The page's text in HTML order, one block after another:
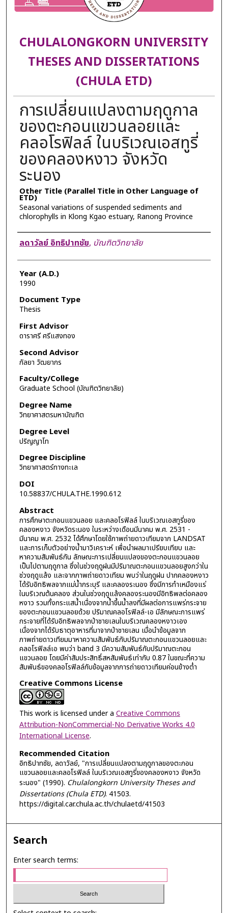
CHULALONGKORN UNIVERSITY
THESES AND DISSERTATIONS
(CHULA ETD)
การเปลี่ยนแปลงตามฤดูกาล
ของตะกอนแขวนลอยและ
คลอโรฟิลล์ ในบริเวณเอสทูรี่
ของคลองหงาว จังหวัด
ระนอง
Other Title (Parallel Title in Other Language of
ETD)
Seasonal variations of suspended sediments and
chlorophylls in Klong Kgao estuary, Ranong Province
Author
ลดาวัลย์ อิทธิปาทชัย, บัณฑิตวิทยาลัย
Year (A.D.)
1990
Document Type
Thesis
First Advisor
ดาราศรี ศรีแสงทอง
Second Advisor
กัลยา วัฒยากร
Faculty/College
Graduate School (บัณฑิตวิทยาลัย)
Degree Name
วิทยาศาสตรมหาบัณฑิต
Degree Level
ปริญญาโท
Degree Discipline
วิทยาศาสตร์ทางทะเล
DOI
10.58837/CHULA.THE.1990.612
Abstract
การศึกษาตะกอนแขวนลอย และคลอโรฟิลล์ ในบริเวณเอสทูรี่ของ
คลองหงาว จังหวัดระนอง ในระหว่างเดือนมีนาคม พ.ศ. 2531 -
มีนาคม พ.ศ. 2532 ได้ศึกษาโดยใช้ภาพถ่ายดาวเทียมจาก LANDSAT
และการเก็บตัวอย่างน้ำมาวิเคราะห์ เพื่อนำผลมาเปรียบเทียบ และ
หาความสัมพันธ์กัน ลักษณะการเปลี่ยนแปลงของตะกอนแขวนลอย
เป็นไปตามฤดูกาล ซึ่งในช่วงฤดูฝนมีปริมาณตะกอนแขวนลอยสูงกว่าใน
ช่วงฤดูแล้ง และจากภาพถ่ายดาวเทียม พบว่าในฤดูฝน ปากคลองหงาว
ได้รับอิทธิพลจากแม่น้ำกระบุรี และคลองระนอง ซึ่งมีการทำเหมืองแร่
ในบริเวณต้นคลอง ส่วนในช่วงฤดูแล้งคลองระนองมีอิทธิพลต่อคลอง
หงาว รวมทั้งกระแสน้ำเนื่องจากน้ำขึ้นน้ำลงที่มีผลต่อการแพร่กระจาย
ของตะกอนแขวนลอยด้วย ปริมาณคลอโรฟิลล์-เอ มีลักษณะการแพร่
กระจายที่ได้รับอิทธิพลจากป่าชายเลนในบริเวณคลองหงาวเอง
เนื่องจากได้รับธาตุอาหารที่มาจากป่าชายเลน เมื่อนำข้อมูลจาก
ภาพถ่ายดาวเทียมมาหาความสัมพันธ์กับปริมาณตะกอนแขวนลอยและ
คลอโรฟิลล์เอ พบว่า band 3 มีความสัมพันธ์กับปริมาณตะกอน
แขวนลอย โดยมีค่าสัมประสิทธิ์สหสัมพันธ์เท่ากับ 0.87 ในขณะที่ความ
สัมพันธ์ของคลอโรฟิลล์กับข้อมูลจากการถ่ายดาวเทียมค่อนข้างต่ำ
Creative Commons License
This work is licensed under a Creative Commons
Attribution-NonCommercial-No Derivative Works 4.0
International License.
Recommended Citation
อิทธิปาทชัย, ลดาวัลย์, "การเปลี่ยนแปลงตามฤดูกาลของตะกอน
แขวนลอยและคลอโรฟิลล์ ในบริเวณเอสทูรี่ของคลองหงาว จังหวัด
ระนอง" (1990). Chulalongkorn University Theses and
Dissertations (Chula ETD). 41503.
https://digital.car.chula.ac.th/chulaetd/41503
Search
Enter search terms: